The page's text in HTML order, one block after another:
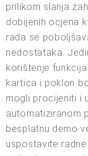
prilikom slanja
dobijenih ocjena
rada se
nedostataka.
korištenje
kartica i poklon
mogli procijeniti i
automatiziranom
besplatnu demo
uspostavite